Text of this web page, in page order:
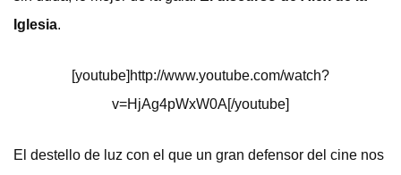
Iglesia.
[youtube]http://www.youtube.com/watch?
v=HjAg4pWxW0A[/youtube]
El destello de luz con el que un gran defensor del cine nos